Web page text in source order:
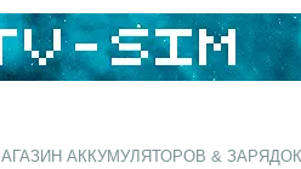
АККУМУЛЯТОРОВ & ЗАРЯДОК